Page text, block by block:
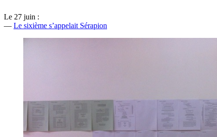
Le 27 juin :
— Le sixième s’appelait Sérapion